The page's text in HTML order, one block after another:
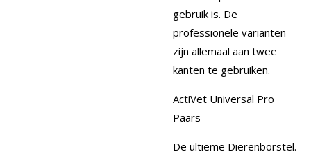
gebruik is. De
professionele varianten
zijn allemaal aan twee
kanten te gebruiken.
ActiVet Universal Pro
Paars
De ultieme Dierenborstel.